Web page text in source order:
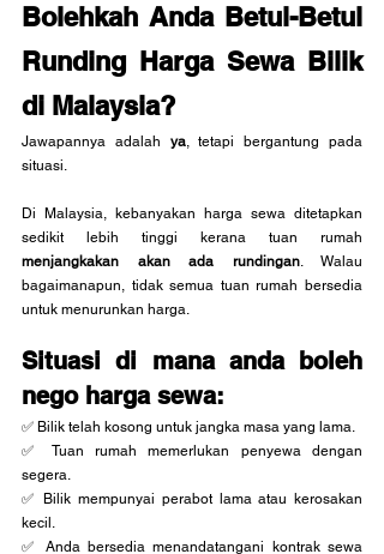
Bolehkah Anda Betul-Betul
Runding Harga Sewa Bilik
di Malaysia?
Jawapannya adalah ya, tetapi bergantung pada
situasi.
Di Malaysia, kebanyakan harga sewa ditetapkan
menjangkakan akan ada rundingan. Walau
bagaimanapun, tidak semua tuan rumah bersedia
untuk menurunkan harga.
Situasi di mana anda boleh
nego harga sewa:
✅ Bilik telah kosong untuk jangka masa yang lama.
✅ Tuan rumah memerlukan penyewa dengan
segera.
✅ Bilik mempunyai perabot lama atau kerosakan
kecil.
✅ Anda bersedia menandatangani kontrak sewa